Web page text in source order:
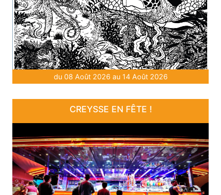
du 08 Août 2026 au 14 Août 2026
CREYSSE EN FÊTE !